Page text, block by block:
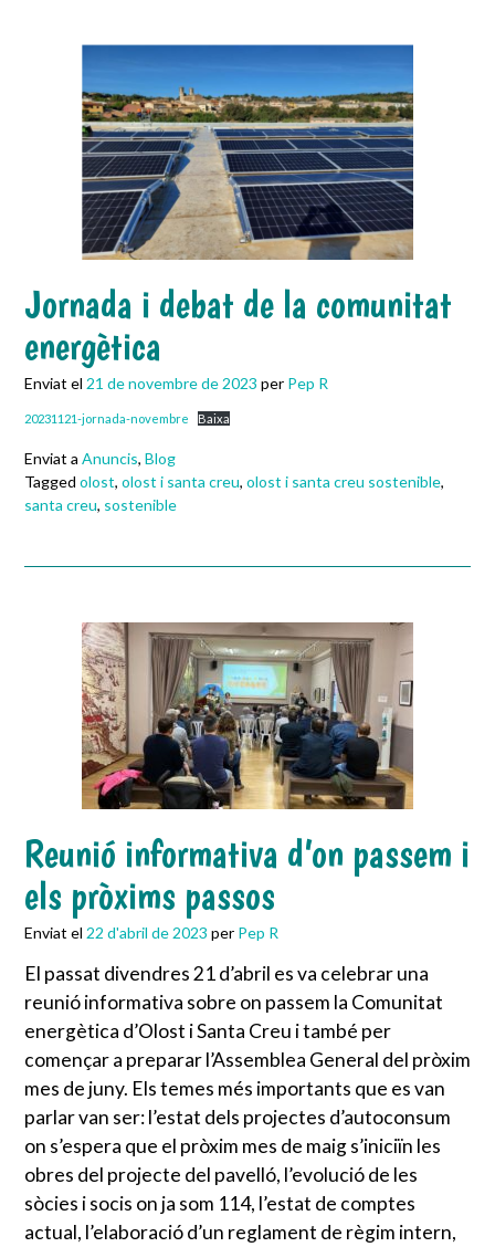
Jornada i debat de la comunitat
energètica
Enviat el 21 de novembre de 2023 per Pep R
20231121-jornada-novembre Baixa
Enviat a Anuncis, Blog
Tagged olost, olost i santa creu, olost i santa creu sostenible,
santa creu, sostenible
Reunió informativa d’on passem i
els pròxims passos
Enviat el 22 d'abril de 2023 per Pep R
El passat divendres 21 d’abril es va celebrar una
reunió informativa sobre on passem la Comunitat
energètica d’Olost i Santa Creu i també per
començar a preparar l’Assemblea General del pròxim
mes de juny. Els temes més importants que es van
parlar van ser: l’estat dels projectes d’autoconsum
on s’espera que el pròxim mes de maig s’iniciïn les
obres del projecte del pavelló, l’evolució de les
sòcies i socis on ja som 114, l’estat de comptes
actual, l’elaboració d’un reglament de règim intern,